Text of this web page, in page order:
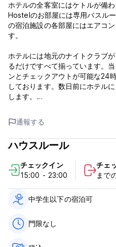
ホテルの全客室にはケトルが備
Hostelのお部屋には専用バスル
の宿泊施設の各部屋にはエアコ
す。
ホテルには地元のナイトクラブ
るだけですべて揃っています。
ンとチェックアウトが可能な24
しております。数日前にホテル
します。
アムダール ホテル & ホステルの
キャンセルポリシー: 到着の72
場合、またはノーショーの場合
チェックインは15:00～23:00ま
11:00前にチェックアウトしてく
到着時に現金、クレジットカー
ださい。この施設では、到着前
あります。
通報する
ハウスルール
チェックイン
15:00 - 23:00
チェ
まで
中学生以下の宿泊可
門限なし